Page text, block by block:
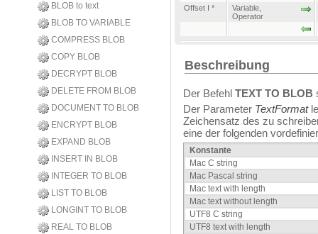
BLOB to text
BLOB TO VARIABLE
COMPRESS BLOB
COPY BLOB
DECRYPT BLOB
DELETE FROM BLOB
DOCUMENT TO BLOB
ENCRYPT BLOB
EXPAND BLOB
INSERT IN BLOB
INTEGER TO BLOB
LIST TO BLOB
LONGINT TO BLOB
REAL TO BLOB
Offset I *
Variable
Operator
Beschreibung
Der Befehl TEXT TO BLOB
Der Parameter TextFormat
Zeichensatz des zu
eine der folgenden
Konstante
Mac C string
Mac Pascal string
Mac text with length
Mac text without length
UTF8 C string
UTF8 text with length